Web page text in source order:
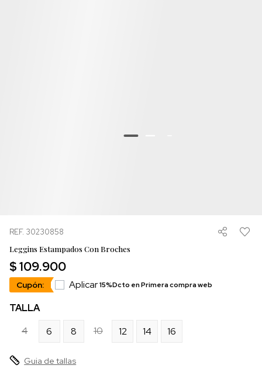
REF. 30230858
Leggins Estampados Con Broches
$ 109.900
Cupón: Aplicar15%Dcto en Primera compra web
TALLA
4
6 8 10 12 14 16
Guia de tallas